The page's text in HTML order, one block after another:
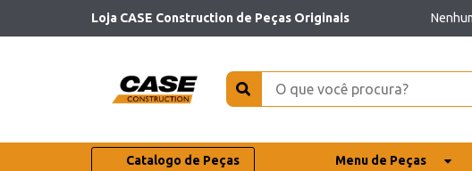
Loja CASE Construction de Peças Originais
Catalogo de Peças Menu de Peças